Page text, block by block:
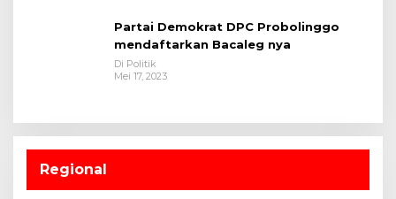
Partai Demokrat DPC Probolinggo
mendaftarkan Bacaleg nya
Di Politik
Mei 17, 2023
Regional